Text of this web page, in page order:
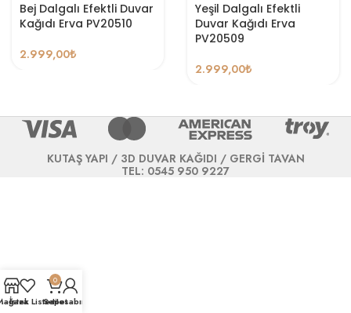
Bej Dalgalı Efektli Duvar
Kağıdı Erva PV20510
2.999,00₺
Yeşil Dalgalı Efektli
Duvar Kağıdı Erva
PV20509
2.999,00₺
KUTAŞ YAPI / 3D DUVAR KAĞIDI / GERGİ TAVAN
TEL: 0545 950 9227
İstek Listesi
0
Sepet
Hesabım